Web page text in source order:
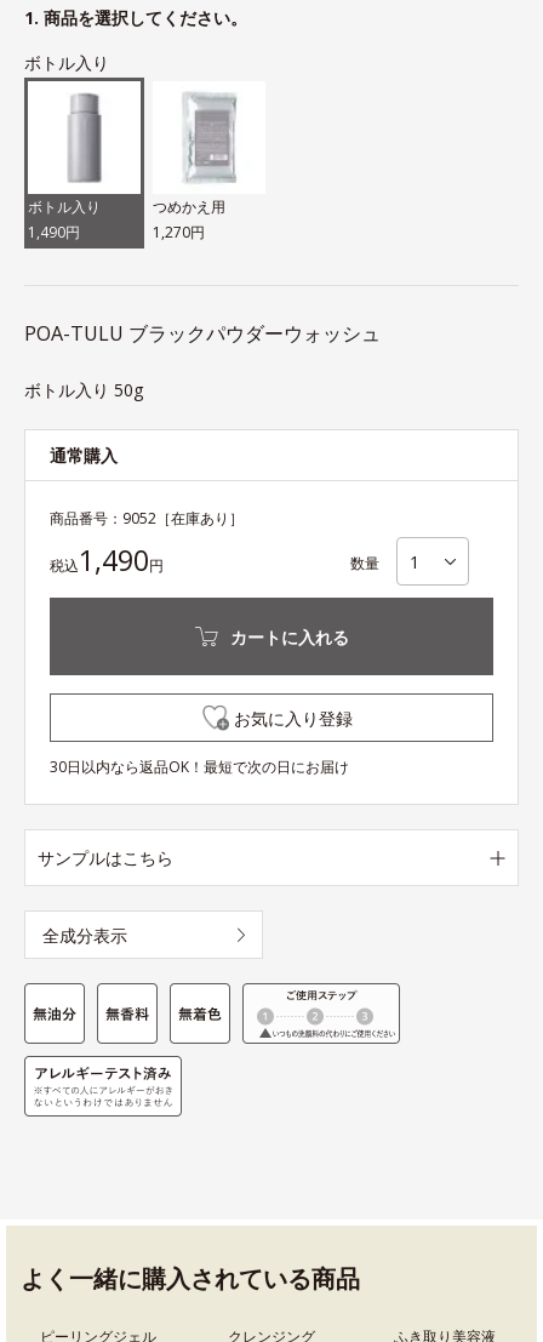
1. 商品を選択してください。
ボトル入り
ボトル入り
1,490円
つめかえ用
1,270円
POA-TULU ブラックパウダーウォッシュ
ボトル入り 50g
通常購入
商品番号： 9052 ［在庫あり］
税込1,490円 数量
カートに入れる
お気に入り登録
30日以内なら返品OK！最短で次の日にお届け
サンプルはこちら
全成分表示
よく一緒に購入されている商品
ピーリングジェル クレンジング ふき取り美容液